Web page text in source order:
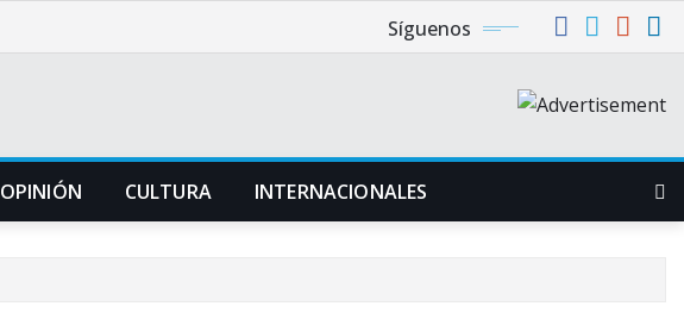
Síguenos
OPINIÓN CULTURA INTERNACIONALES